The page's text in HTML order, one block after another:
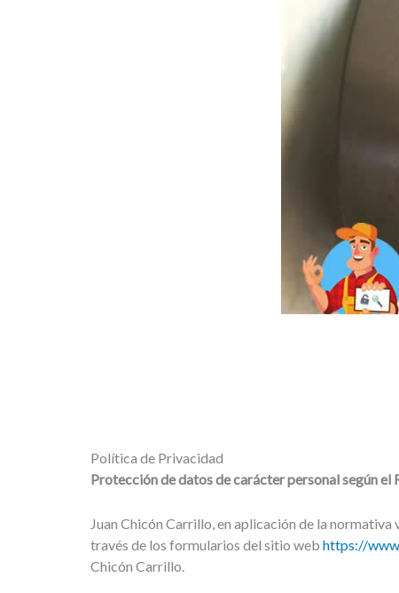
Política de Privacidad
Protección de datos de carácter personal según el
Juan Chicón Carrillo, en aplicación de la
través de los formularios del sitio web https://
Chicón Carrillo.